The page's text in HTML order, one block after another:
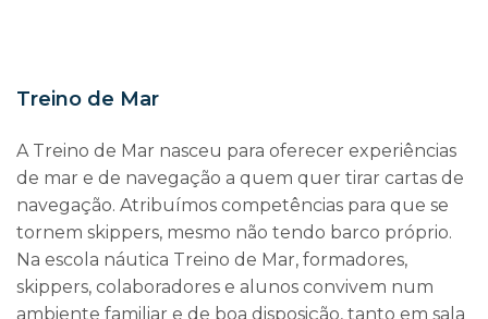
Treino de Mar
A Treino de Mar nasceu para oferecer experiências
de mar e de navegação a quem quer tirar cartas de
navegação. Atribuímos competências para que se
tornem skippers, mesmo não tendo barco próprio.
Na escola náutica Treino de Mar, formadores,
skippers, colaboradores e alunos convivem num
ambiente familiar e de boa disposição, tanto em sala